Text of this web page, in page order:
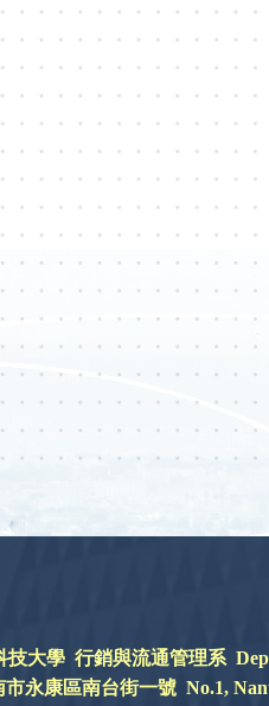
技大學 行銷與流通管理系
市永康區南台街一號 No.1,